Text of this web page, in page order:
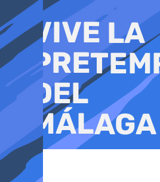
al
contenido